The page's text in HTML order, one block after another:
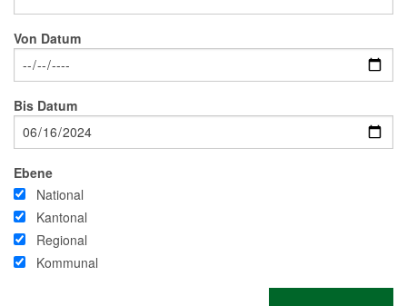
Von Datum
Bis Datum
Ebene
National
Kantonal
Regional
Kommunal